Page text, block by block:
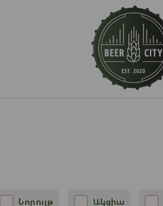
Նորույթ Ակցիա